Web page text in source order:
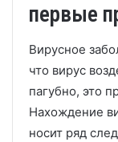
первые
Вирусное
что вирус
пагубно, это
Нахождение
носит ряд